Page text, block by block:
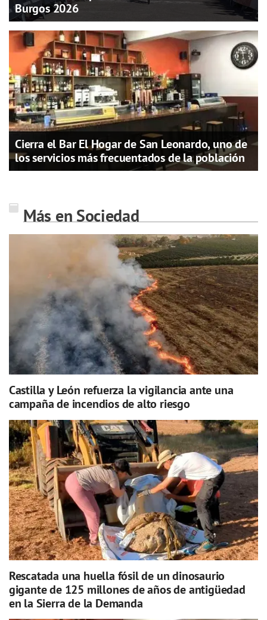
Burgos 2026
Cierra el Bar El Hogar de San Leonardo, uno de
los servicios más frecuentados de la población
Más en Sociedad
Castilla y León refuerza la vigilancia ante una
campaña de incendios de alto riesgo
Rescatada una huella fósil de un dinosaurio
gigante de 125 millones de años de antigüedad
en la Sierra de la Demanda